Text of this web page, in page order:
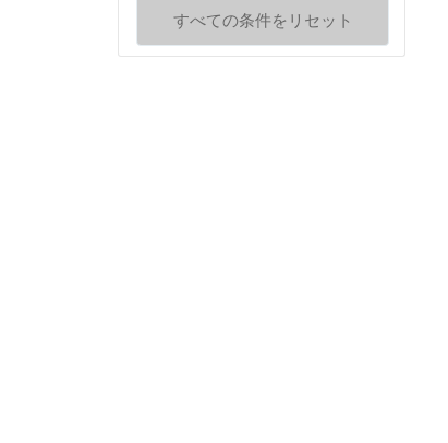
すべての条件をリセット